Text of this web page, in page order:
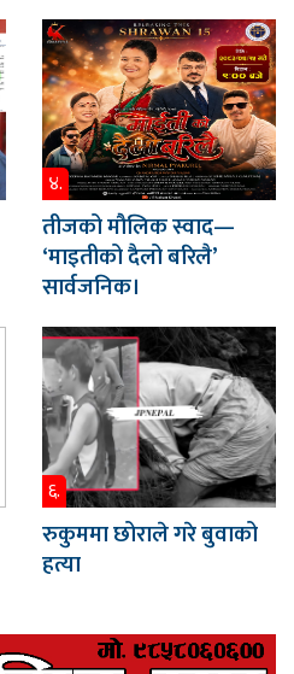
४.
तीजको मौलिक स्वाद—
‘माइतीको दैलो बरिलै’
सार्वजनिक।
६.
रुकुममा छोराले गरे बुवाको
हत्या